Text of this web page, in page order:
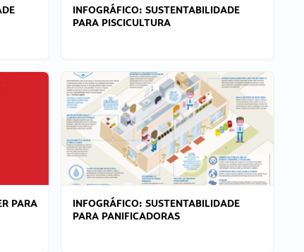
INFOGRÁFICO: SUSTENTABILIDADE
PARA PISCICULTURA
PARA
INFOGRÁFICO: SUSTENTABILIDADE
PARA PANIFICADORAS